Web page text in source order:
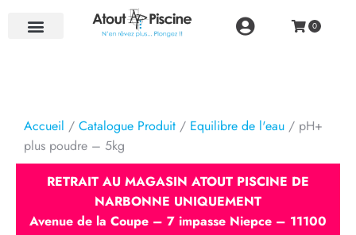
Accueil / Catalogue Produit / Equilibre de l'eau / pH+
plus poudre – 5kg
RETRAIT AU MAGASIN ATOUT PISCINE DE
NARBONNE UNIQUEMENT
Avenue de la Coupe – 7 impasse Niepce – 11100